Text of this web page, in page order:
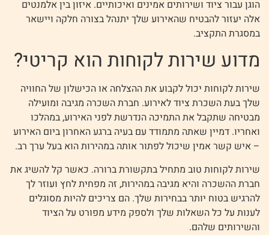
הוגן עבור ציוד ושירותים אמינים ואיכותיים. איזון בין אלמנטים
אלה יעזור להבטיח שהאירוע שלך יתנהל בצורה חלקה ויישאר
במסגרת התקציב.
מדוע שירות לקוחות הוא קריטי?
שירות לקוחות יכול לקבוע את ההצלחה או הכישלון של החוויה
שלך בעת השכרת ציוד לאירוע. חברת השכרה מגיבה ומועילה
מבטיחה שתקבל את התמיכה הנדרשת לפני האירוע, במהלכו
ואחריו. דמיין שאתה מתמודד עם בעיה ברגע האחרון ביום האירוע
– איש קשר אמין שיכול לפתור אותה במהירות הוא בעל ערך רב.
שירות לקוחות טוב מתחיל בתקשורת ברורה. כאשר קל להשיג את
חברת ההשכרה והיא מגיבה במהירות, זה מפחית לחץ ועוזר לך
להרגיש בטוח יותר בבחירות שלך. הם צריכים להיות מסוגלים
לענות על כל השאלות שלך ולספק מידע מפורט על הציוד
והשירותים שלהם.